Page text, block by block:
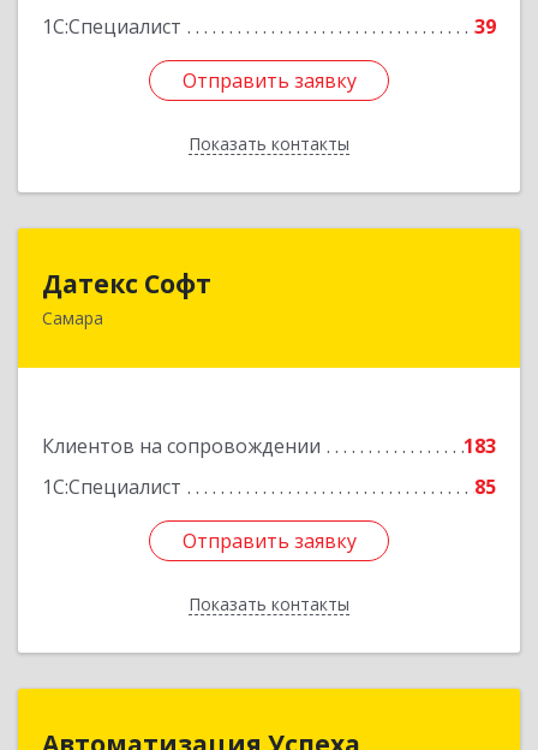
1С:Специалист
39
Отправить заявку
Показать контакты
Отправить заявку
Назад
Датекс Софт
Самара
Клиентов на сопровождении
183
1С:Специалист
85
Отправить заявку
Показать контакты
443070, Самарская обл, Самара г, Партизанская
Отправить заявку
Назад